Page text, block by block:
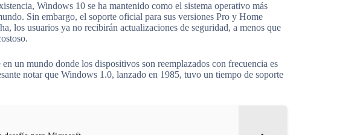
Windows 10 se ha mantenido como el sistema operativo más
Sin embargo, el soporte oficial para sus versiones Pro y Home
los usuarios ya no recibirán actualizaciones de seguridad, a menos que
un mundo donde los dispositivos son reemplazados con frecuencia es
notar que Windows 1.0, lanzado en 1985, tuvo un tiempo de soporte